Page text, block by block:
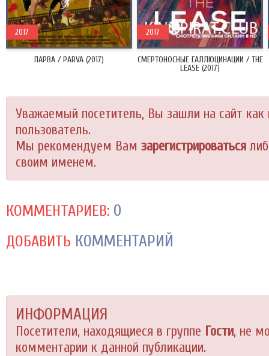
ПАРВА / PARVA (2017)
2017
СМЕРТОНОСНЫЕ ГАЛЛЮЦИНАЦИИ / THE
LEASE (2017)
2017
Уважаемый посетитель, Вы зашли на сайт как
пользователь.
Мы рекомендуем Вам зарегистрироваться
своим именем.
КОММЕНТАРИЕВ: 0
ДОБАВИТЬ КОММЕНТАРИЙ
ИНФОРМАЦИЯ
Посетители, находящиеся в группе Гости, не
комментарии к данной публикации.